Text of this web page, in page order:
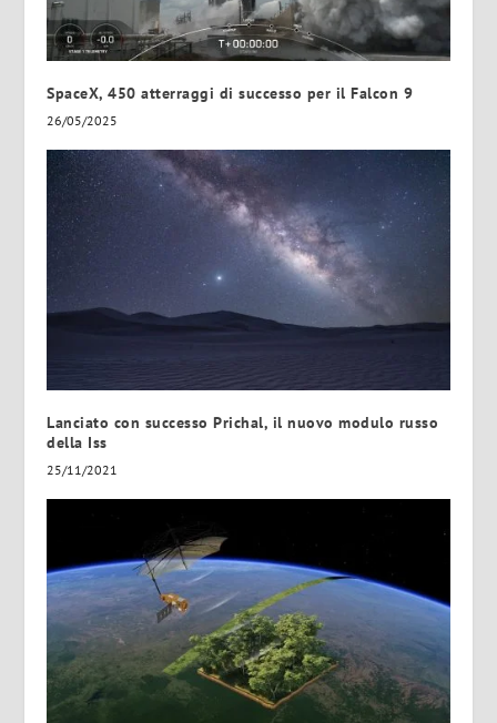
SpaceX, 450 atterraggi di successo per il Falcon 9
26/05/2025
Lanciato con successo Prichal, il nuovo modulo russo
della Iss
25/11/2021